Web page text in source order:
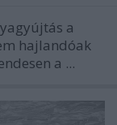
a
hajlandóak
a ...